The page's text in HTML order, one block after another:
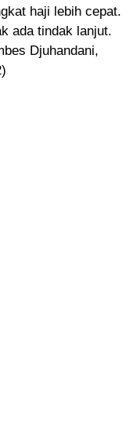
haji lebih cepat.
ada tindak lanjut.
Djuhandani,